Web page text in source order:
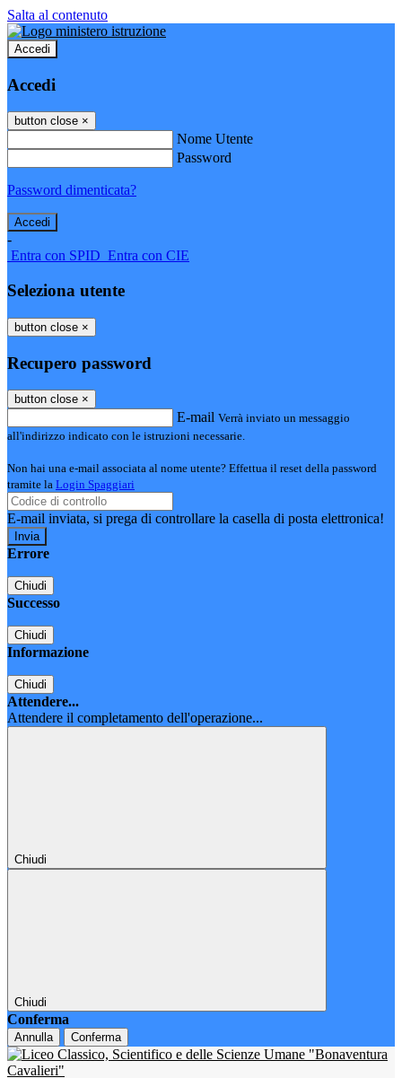
Salta al contenuto
Accedi
Accedi
button close ×
Nome Utente
Password
Password dimenticata?
-
Entra con SPID Entra con CIE
Seleziona utente
button close ×
Recupero password
button close ×
E-mail Verrà inviato un messaggio
all'indirizzo indicato con le istruzioni necessarie.
Non hai una e-mail associata al nome utente? Effettua il reset della password
tramite la Login Spaggiari
E-mail inviata, si prega di controllare la casella di posta elettronica!
Errore
Chiudi
Successo
Chiudi
Informazione
Chiudi
Attendere...
Attendere il completamento dell'operazione...
Chiudi
Chiudi
Conferma
Annulla Conferma